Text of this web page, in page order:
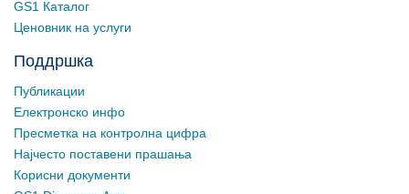
GS1 Каталог
Ценовник на услуги
Поддршка
Публикации
Електронско инфо
Пресметка на контролна цифра
Најчесто поставени прашања
Корисни документи